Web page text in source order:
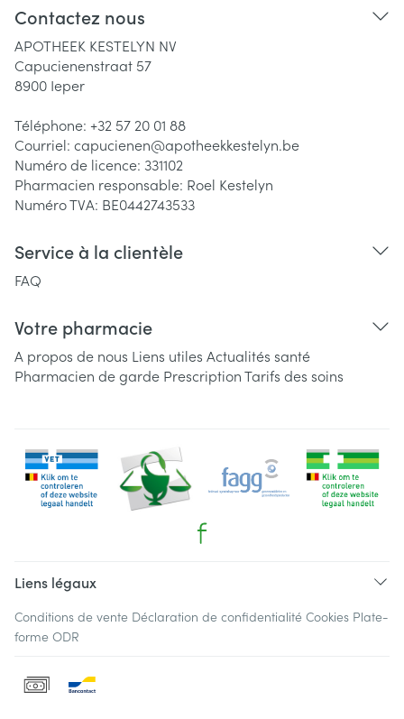
Contactez nous
APOTHEEK KESTELYN NV
Capucienenstraat 57
8900 Ieper
Téléphone: +32 57 20 01 88
Courriel: capucienen@apotheekkestelyn.be
Numéro de licence: 331102
Pharmacien responsable: Roel Kestelyn
Numéro TVA: BE0442743533
Service à la clientèle
FAQ
Votre pharmacie
A propos de nous Liens utiles Actualités santé
Pharmacien de garde PrescriptionTarifs des soins
Liens légaux
Conditions de vente Déclaration de confidentialité Cookies Plate-
forme ODR